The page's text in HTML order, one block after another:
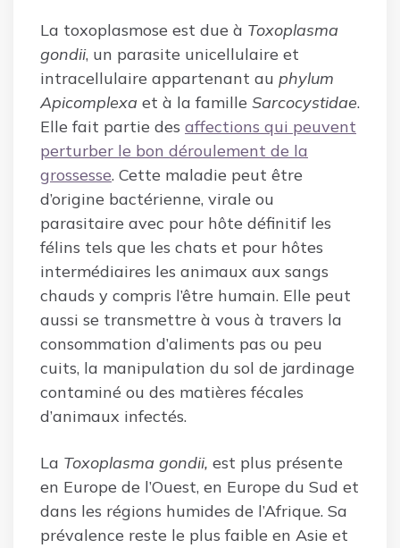
La toxoplasmose est due à Toxoplasma
gondii, un parasite unicellulaire et
intracellulaire appartenant au phylum
Apicomplexa et à la famille Sarcocystidae.
Elle fait partie des affections qui peuvent
perturber le bon déroulement de la
grossesse. Cette maladie peut être
d’origine bactérienne, virale ou
parasitaire avec pour hôte définitif les
félins tels que les chats et pour hôtes
intermédiaires les animaux aux sangs
chauds y compris l’être humain. Elle peut
aussi se transmettre à vous à travers la
consommation d’aliments pas ou peu
cuits, la manipulation du sol de jardinage
contaminé ou des matières fécales
d’animaux infectés.
La Toxoplasma gondii, est plus présente
en Europe de l’Ouest, en Europe du Sud et
dans les régions humides de l’Afrique. Sa
prévalence reste le plus faible en Asie et